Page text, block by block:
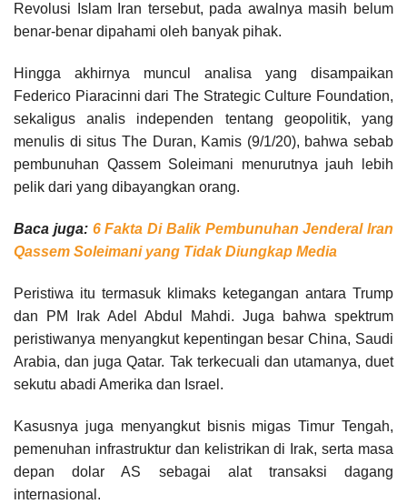
Revolusi Islam Iran tersebut, pada awalnya masih belum
benar-benar dipahami oleh banyak pihak.
Hingga akhirnya muncul analisa yang disampaikan
Federico Piaracinni dari The Strategic Culture Foundation,
sekaligus analis independen tentang geopolitik, yang
menulis di situs The Duran, Kamis (9/1/20), bahwa sebab
pembunuhan Qassem Soleimani menurutnya jauh lebih
pelik dari yang dibayangkan orang.
Baca juga: 6 Fakta Di Balik Pembunuhan Jenderal Iran
Qassem Soleimani yang Tidak Diungkap Media
Peristiwa itu termasuk klimaks ketegangan antara Trump
dan PM Irak Adel Abdul Mahdi. Juga bahwa spektrum
peristiwanya menyangkut kepentingan besar China, Saudi
Arabia, dan juga Qatar. Tak terkecuali dan utamanya, duet
sekutu abadi Amerika dan Israel.
Kasusnya juga menyangkut bisnis migas Timur Tengah,
pemenuhan infrastruktur dan kelistrikan di Irak, serta masa
depan dolar AS sebagai alat transaksi dagang
internasional.